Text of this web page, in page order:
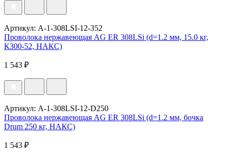
Артикул: A-1-308LSI-12-352
Проволока нержавеющая AG ER 308LSi (d=1.2 мм, 15.0 кг,
К300-52, НАКС)
1 543 ₽
Артикул: A-1-308LSI-12-D250
Проволока нержавеющая AG ER 308LSi (d=1.2 мм, бочка
Drum 250 кг, НАКС)
1 543 ₽